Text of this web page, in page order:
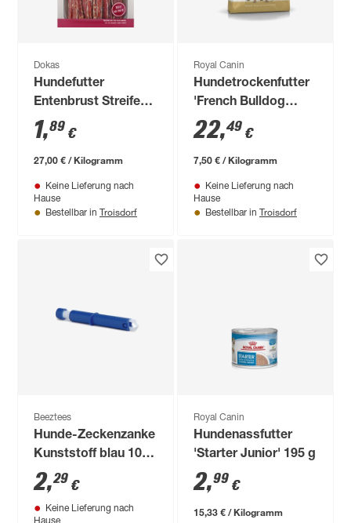
Dokas
Hundefutter
Entenbrust Streifen
70 g
1,89 €
27,00 € / Kilogramm
Keine Lieferung nach
Hause
Bestellbar in Troisdorf
Royal Canin
Hundetrockenfutter
'French Bulldog
Adult ' 3 kg
22,49 €
7,50 € / Kilogramm
Keine Lieferung nach
Hause
Bestellbar in Troisdorf
Beeztees
Hunde-Zeckenzanke
Kunststoff blau 10 x
1,8 x 1,2 cm
2,29 €
Keine Lieferung nach
Royal Canin
Hundenassfutter
'Starter Junior' 195 g
2,99 €
15,33 € / Kilogramm